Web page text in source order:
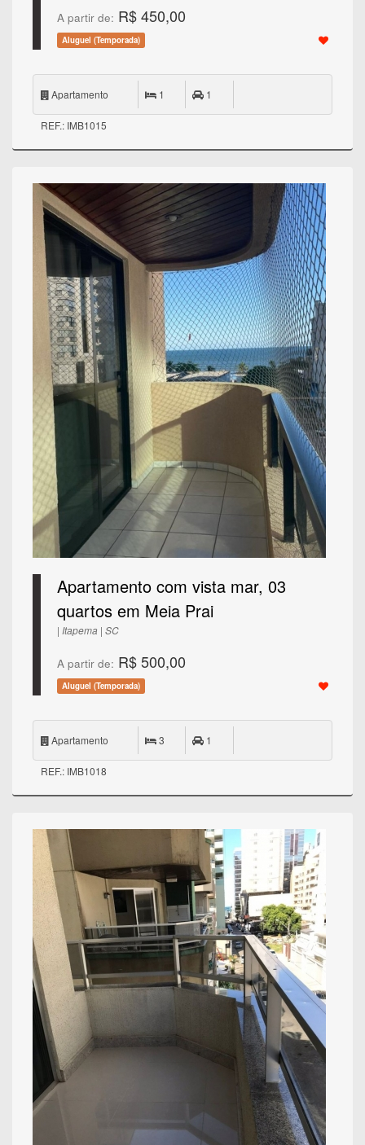
A partir de: R$ 450,00
Aluguel (Temporada)
Apartamento 1 1
REF.: IMB1015
Apartamento com vista mar, 03
quartos em Meia Prai
| Itapema | SC
A partir de: R$ 500,00
Aluguel (Temporada)
Apartamento 3 1
REF.: IMB1018